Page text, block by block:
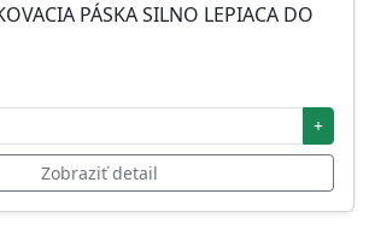
PÁSKA SILNO LEPIACA DO
+
Zobraziť detail